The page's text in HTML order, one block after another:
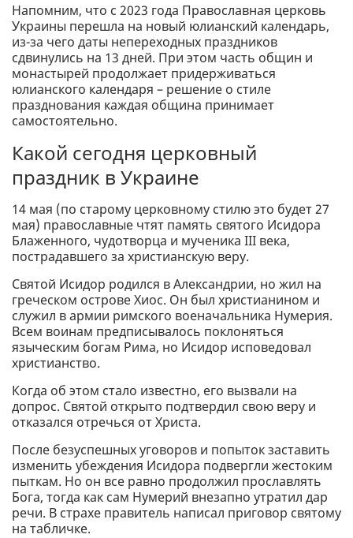
Напомним, что с 2023 года Православная церковь
Украины перешла на новый юлианский календарь,
из-за чего даты непереходных праздников
сдвинулись на 13 дней. При этом часть общин и
монастырей продолжает придерживаться
юлианского календаря – решение о стиле
празднования каждая община принимает
самостоятельно.
Какой сегодня церковный
праздник в Украине
14 мая (по старому церковному стилю это будет 27
мая) православные чтят память святого Исидора
Блаженного, чудотворца и мученика III века,
пострадавшего за христианскую веру.
Святой Исидор родился в Александрии, но жил на
греческом острове Хиос. Он был христианином и
служил в армии римского военачальника Нумерия.
Всем воинам предписывалось поклоняться
языческим богам Рима, но Исидор исповедовал
христианство.
Когда об этом стало известно, его вызвали на
допрос. Святой открыто подтвердил свою веру и
отказался отречься от Христа.
После безуспешных уговоров и попыток заставить
изменить убеждения Исидора подвергли жестоким
пыткам. Но он все равно продолжил прославлять
Бога, тогда как сам Нумерий внезапно утратил дар
речи. В страхе правитель написал приговор святому
на табличке.